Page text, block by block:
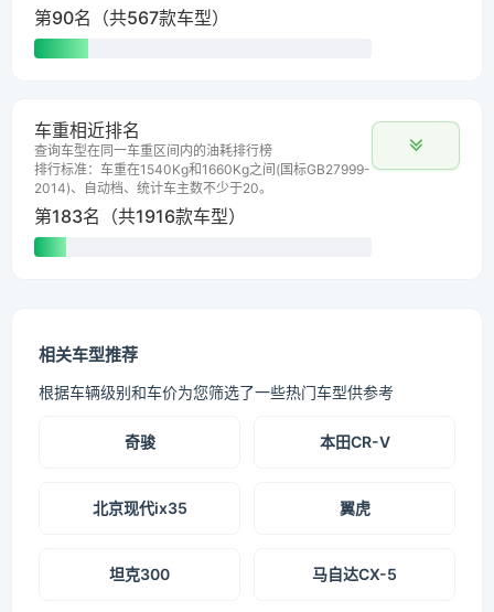
第90名（共567款车型）
车重相近排名
查询车型在同一车重区间内的油耗排行榜
排行标准：车重在1540Kg和1660Kg之间(国标GB27999-
2014)、自动档、统计车主数不少于20。
第183名（共1916款车型）
相关车型推荐
根据车辆级别和车价为您筛选了一些热门车型供参考
奇骏 本田CR-V
北京现代ix35 翼虎
坦克300 马自达CX-5